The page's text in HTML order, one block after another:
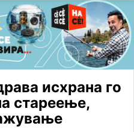
исхрана го
стареење,